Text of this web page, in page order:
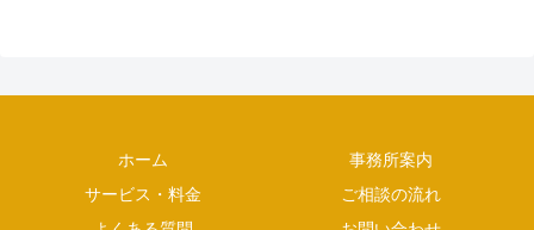
ホーム
事務所案内
サービス・料金
ご相談の流れ